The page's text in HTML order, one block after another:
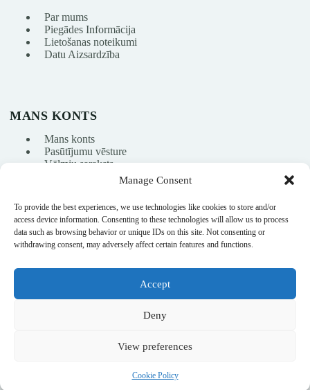
Manage Consent
To provide the best experiences, we use technologies like cookies to store and/or
access device information. Consenting to these technologies will allow us to process
data such as browsing behavior or unique IDs on this site. Not consenting or
withdrawing consent, may adversely affect certain features and functions.
Accept
Deny
View preferences
Cookie Policy
Par mums
Piegādes Informācija
Lietošanas noteikumi
Datu Aizsardzība
MANS KONTS
Mans konts
Pasūtījumu vēsture
Vēlmju saraksts
info@nikasport.eu
+371 28228266
© 2015–2026 · Mākslas vingrošanas veikals · NikaSport.eu · SIA